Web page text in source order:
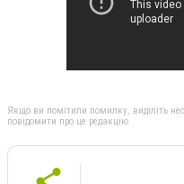
Якщо ви помітили помилку, виділіть
повідомити про це редакцію